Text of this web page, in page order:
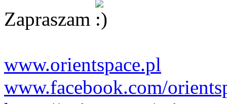
Zapraszam
www.orientspace.pl
www.facebook.com/